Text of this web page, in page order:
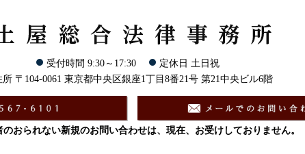
受付時間 9:30～17:30
定休日 土日祝
所 〒104-0061 東京都中央区銀座1丁目8番21号 第21中央ビル6階
おられない新規のお問い合わせは、現在、お受けしておりません。